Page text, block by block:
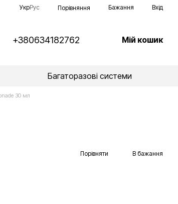
УкрРус Порівняння Бажання Вхід
+380634182762 Мій кошик
Багаторазові системи
30 мл
Порівняти В бажання